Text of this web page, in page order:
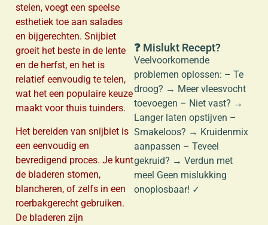
stelen, voegt een speelse
esthetiek toe aan salades
en bijgerechten. Snijbiet
groeit het beste in de lente
en de herfst, en het is
relatief eenvoudig te telen,
wat het een populaire keuze
maakt voor thuis tuinders.
Het bereiden van snijbiet is
een eenvoudig en
bevredigend proces. Je kunt
de bladeren stomen,
blancheren, of zelfs in een
roerbakgerecht gebruiken.
De bladeren zijn
❓ Mislukt Recept?
Veelvoorkomende
problemen oplossen: – Te
droog? → Meer vleesvocht
toevoegen – Niet vast? →
Langer laten opstijven –
Smakeloos? → Kruidenmix
aanpassen – Teveel
gekruid? → Verdun met
meel Geen mislukking
onoplosbaar! ✓